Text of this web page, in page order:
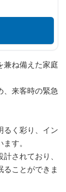
兼ね備えた家庭
、来客時の緊急
るく彩り、イン
す。
されており、
ことができま